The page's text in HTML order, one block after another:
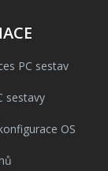
PC sestav
sestavy
OS